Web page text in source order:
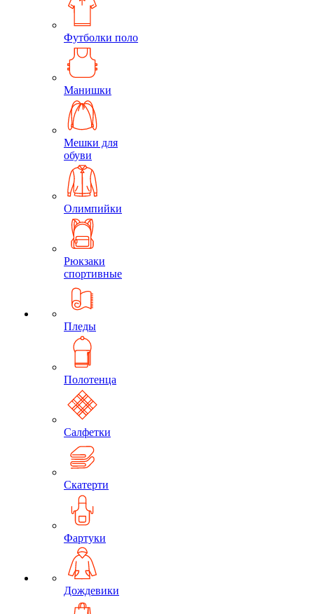
Футболки поло
Манишки
Мешки для
обуви
Олимпийки
Рюкзаки
спортивные
Пледы
Полотенца
Салфетки
Скатерти
Фартуки
Дождевики